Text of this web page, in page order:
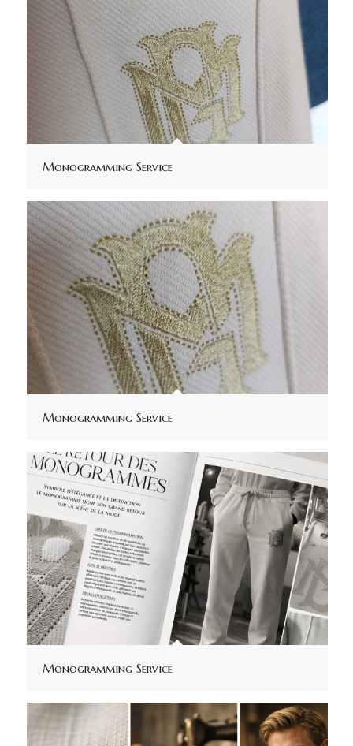
Monogramming Service
Monogramming Service
Monogramming Service